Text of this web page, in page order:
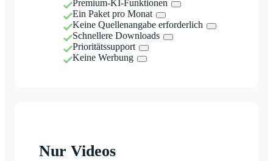
Premium-KI-Funktionen
Ein Paket pro Monat
Keine Quellenangabe erforderlich
Schnellere Downloads
Prioritätssupport
Keine Werbung
Nur Videos